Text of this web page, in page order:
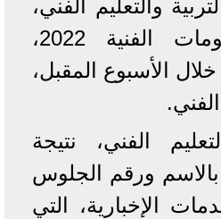
والتعليم الفني،
أن نتيجة الدبلومات الفنية 2022،
الأسبوع المقبل،
الفني، نتيجة
بالاسم ورقم الجلوس
الإخبارية، التي